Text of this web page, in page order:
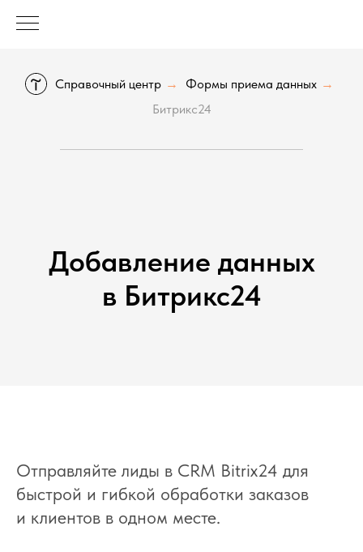
Справочный центр → Формы приема данных →
Битрикс24
Добавление данных
в Битрикс24
Отправляйте лиды в CRM Bitrix24 для
быстрой и гибкой обработки заказов
и клиентов в одном месте.